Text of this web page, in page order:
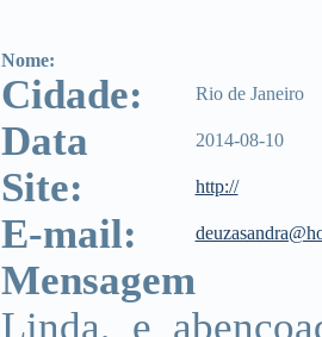
Nome:
Cidade: Rio de Janeiro
Data 2014-08-10
Site: http://
E-mail:
Mensagem
Linda, e